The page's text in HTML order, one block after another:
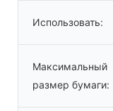
Использовать:
Максимальный
размер бумаги: